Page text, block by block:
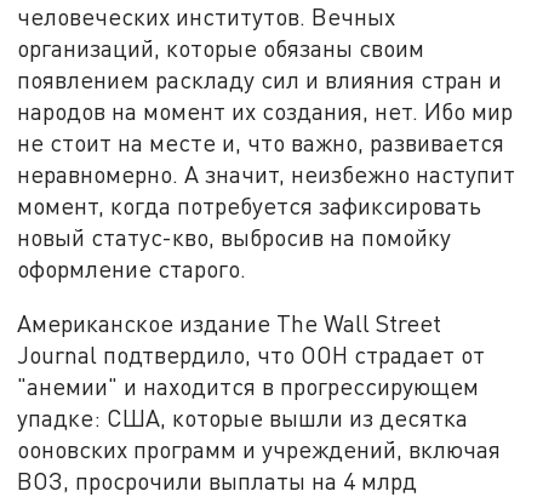
человеческих институтов. Вечных
организаций, которые обязаны своим
появлением раскладу сил и влияния стран и
народов на момент их создания, нет. Ибо мир
не стоит на месте и, что важно, развивается
неравномерно. А значит, неизбежно наступит
момент, когда потребуется зафиксировать
новый статус-кво, выбросив на помойку
оформление старого.
Американское издание The Wall Street
Journal подтвердило, что ООН страдает от
"анемии" и находится в прогрессирующем
упадке: США, которые вышли из десятка
ооновских программ и учреждений, включая
ВОЗ, просрочили выплаты на 4 млрд